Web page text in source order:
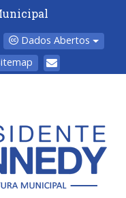
Dados Abertos